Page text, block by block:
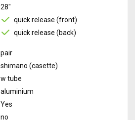
28"
quick release (front)
quick release (back)
pair
shimano (casette)
w tube
aluminium
Yes
no